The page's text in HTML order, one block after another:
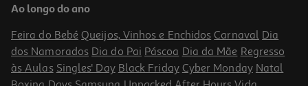
15.98 €/un
PVP de editor
15,98 €
Ao longo do ano
Feira do Bebé Queijos, Vinhos e Enchidos Carnaval Dia
dos Namorados Dia do Pai Páscoa Dia da Mãe Regresso
às Aulas Singles' Day Black Friday Cyber Monday Natal